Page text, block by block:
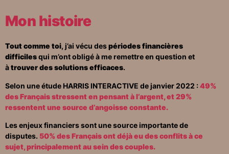
Mon histoire
Tout comme toi, j’ai vécu despériodes financières
difficilesqui m’ont obligé à me remettre en question et
àtrouver des solutions efficaces.
Selon une étude HARRIS INTERACTIVE de janvier 2022 :49%
des Français stressent en pensant à l’argent, et 29%
ressentent une source d’angoisse constante.
Les enjeux financiers sont une source importante de
disputes. 50% des Français ont déjà eu des conflits à ce
sujet, principalement au sein des couples.